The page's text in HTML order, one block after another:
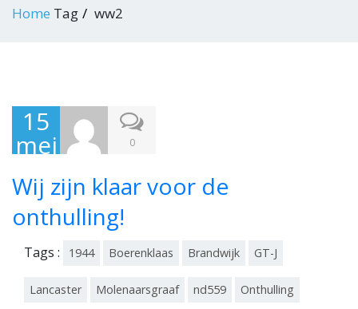
Home Tag ww2
15
mei
7
0
Wij zijn klaar voor de
onthulling!
Tags : 1944 Boerenklaas Brandwijk GT-J
Lancaster Molenaarsgraaf nd559 Onthulling